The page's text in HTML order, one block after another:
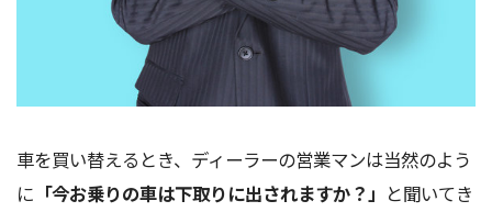
車を買い替えるとき、ディーラーの営業マンは当然のよう
に 「今お乗りの車は下取りに出されますか？」 と聞いてき